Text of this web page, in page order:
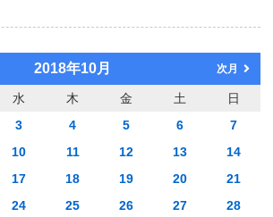
2018年10月 次月
水 木 金 土
日
3 4 5 6
7
10 11 12 13
14
17 18 19 20
21
24 25 26 27
28